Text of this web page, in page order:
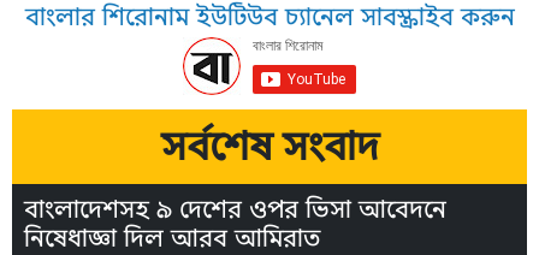
বাংলার শিরোনাম ইউটিউব চ্যানেল সাবস্ক্রাইব করুন
সর্বশেষ সংবাদ
বাংলাদেশসহ ৯ দেশের ওপর ভিসা আবেদনে
নিষেধাজ্ঞা দিল আরব আমিরাত